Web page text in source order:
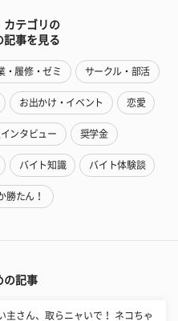
カテゴリの
記事を見る
・履修・ゼミ サークル・部活
お出かけ・イベント 恋愛
ンタビュー 奨学金
バイト知識 バイト体験談
勝たん！
の記事
主さん、取らニャいで！ ネコちゃ